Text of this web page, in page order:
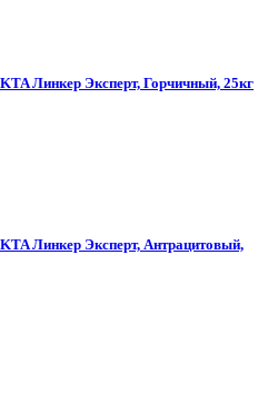
Линкер Эксперт, Горчичный, 25кг
Линкер Эксперт, Антрацитовый,